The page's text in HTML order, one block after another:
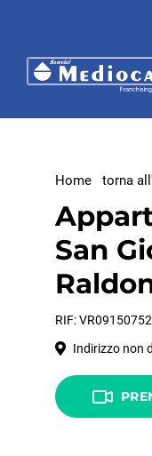
Home torna
San
RIF: VR09150752
Indirizzo non